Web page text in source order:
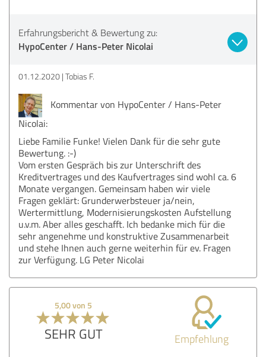
Erfahrungsbericht & Bewertung zu:
HypoCenter / Hans-Peter Nicolai
01.12.2020 Tobias F.
Kommentar von HypoCenter / Hans-Peter
Nicolai:
Liebe Familie Funke! Vielen Dank für die sehr gute
Bewertung. :-)
Vom ersten Gespräch bis zur Unterschrift des
Kreditvertrages und des Kaufvertrages sind wohl ca. 6
Monate vergangen. Gemeinsam haben wir viele
Fragen geklärt: Grunderwerbsteuer ja/nein,
Wertermittlung, Modernisierungskosten Aufstellung
u.v.m. Aber alles geschafft. Ich bedanke mich für die
sehr angenehme und konstruktive Zusammenarbeit
und stehe Ihnen auch gerne weiterhin für ev. Fragen
zur Verfügung. LG Peter Nicolai
5,00 von 5
SEHR GUT Empfehlung